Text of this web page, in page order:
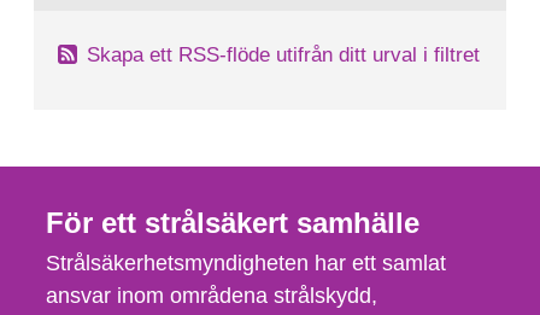
Skapa ett RSS-flöde utifrån ditt urval i filtret
För ett strålsäkert samhälle
Strålsäkerhetsmyndigheten har ett samlat
ansvar inom områdena strålskydd,